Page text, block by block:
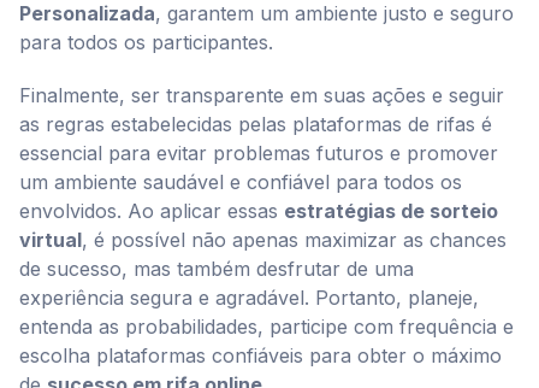
Personalizada, garantem um ambiente justo e seguro
para todos os participantes.
Finalmente, ser transparente em suas ações e seguir
as regras estabelecidas pelas plataformas de rifas é
essencial para evitar problemas futuros e promover
um ambiente saudável e confiável para todos os
envolvidos. Ao aplicar essas estratégias de sorteio
virtual, é possível não apenas maximizar as chances
de sucesso, mas também desfrutar de uma
experiência segura e agradável. Portanto, planeje,
entenda as probabilidades, participe com frequência e
escolha plataformas confiáveis para obter o máximo